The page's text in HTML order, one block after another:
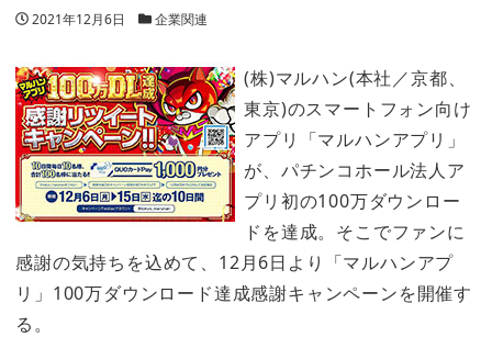
投稿日
2021年12月6日 カテゴリー
企業関連
(株)マルハン(本社／京都、
東京)のスマートフォン向け
アプリ「マルハンアプリ」
が、パチンコホール法人ア
プリ初の100万ダウンロー
ドを達成。そこでファンに
感謝の気持ちを込めて、12月6日より「マルハンアプ
リ」100万ダウンロード達成感謝キャンペーンを開催す
る。